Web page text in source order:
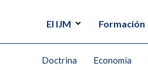
El IJM Formación
Doctrina Economía